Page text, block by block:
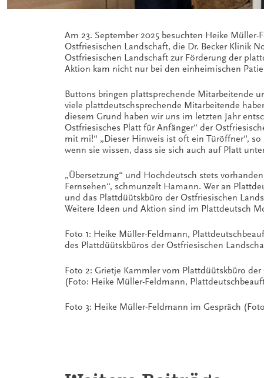
Am 23. September 2025 besuchten Heike
Ostfriesischen Landschaft, die Dr. Becker Klinik
Ostfriesischen Landschaft zur Förderung der
Aktion kam nicht nur bei den einheimischen
Buttons bringen plattsprechende Mitarbeitende
viele plattdeutschsprechende Mitarbeitende
diesem Grund haben wir uns im letzten Jahr
Ostfriesisches Platt für Anfänger“ der
mit mi!“ „Dieser Hinweis ist oft ein Türöffner“,
wenn sie wissen, dass sie sich auch auf Platt
„Übersetzung“ und Hochdeutsch stets
Fernsehen“, schmunzelt Hamann. Wer an
und das Plattdüütskbüro der Ostfriesischen
Weitere Ideen und Aktion sind im Plattdeutsch
Foto 1: Heike Müller-Feldmann,
des Plattdüütskbüros der Ostfriesischen
Foto 2: Grietje Kammler vom Plattdüütskbüro
(Foto: Heike Müller-Feldmann,
Foto 3: Heike Müller-Feldmann im Gespräch